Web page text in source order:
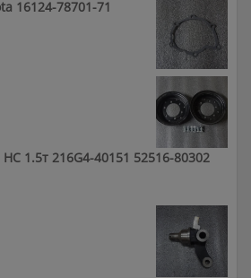
16124-78701-71
1.5т 216G4-40151 52516-80302